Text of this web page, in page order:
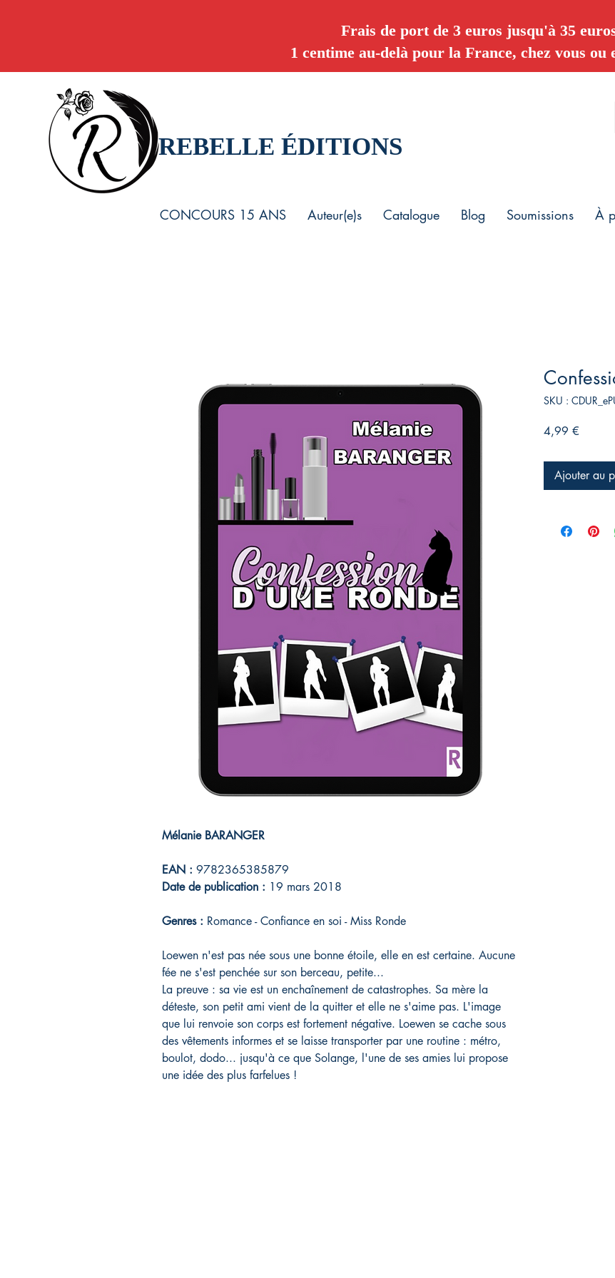
Frais de port de 3 euros jusqu'à 35
1 centime au-delà pour la France, chez vous ou
REBELLE ÉDITIONS
CONCOURS 15 ANS Auteur(e)s Catalogue Blog Soumissions À
Mélanie BARANGER
EAN : 9782365385879
Date de publication : 19 mars 2018
Genres : Romance - Confiance en soi - Miss Ronde
Loewen n'est pas née sous une bonne étoile, elle en est certaine. Aucune
fée ne s'est penchée sur son berceau, petite...
La preuve : sa vie est un enchaînement de catastrophes. Sa mère la
déteste, son petit ami vient de la quitter et elle ne s'aime pas. L'image
que lui renvoie son corps est fortement négative. Loewen se cache sous
des vêtements informes et se laisse transporter par une routine : métro,
boulot, dodo... jusqu'à ce que Solange, l'une de ses amies lui propose
une idée des plus farfelues !
SKU :
4,99 €
Ajouter au